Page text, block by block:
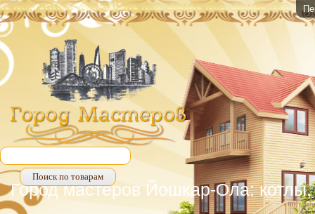
Город мастеров Йошкар-Ола: